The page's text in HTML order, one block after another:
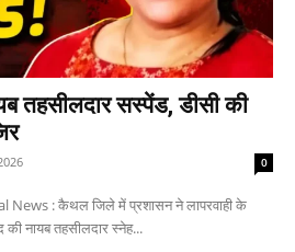
तहसीलदार सस्पेंड, डीसी की
0
News : कैथल जिले में प्रशासन ने लापरवाही के
नायब तहसीलदार स्नेह...